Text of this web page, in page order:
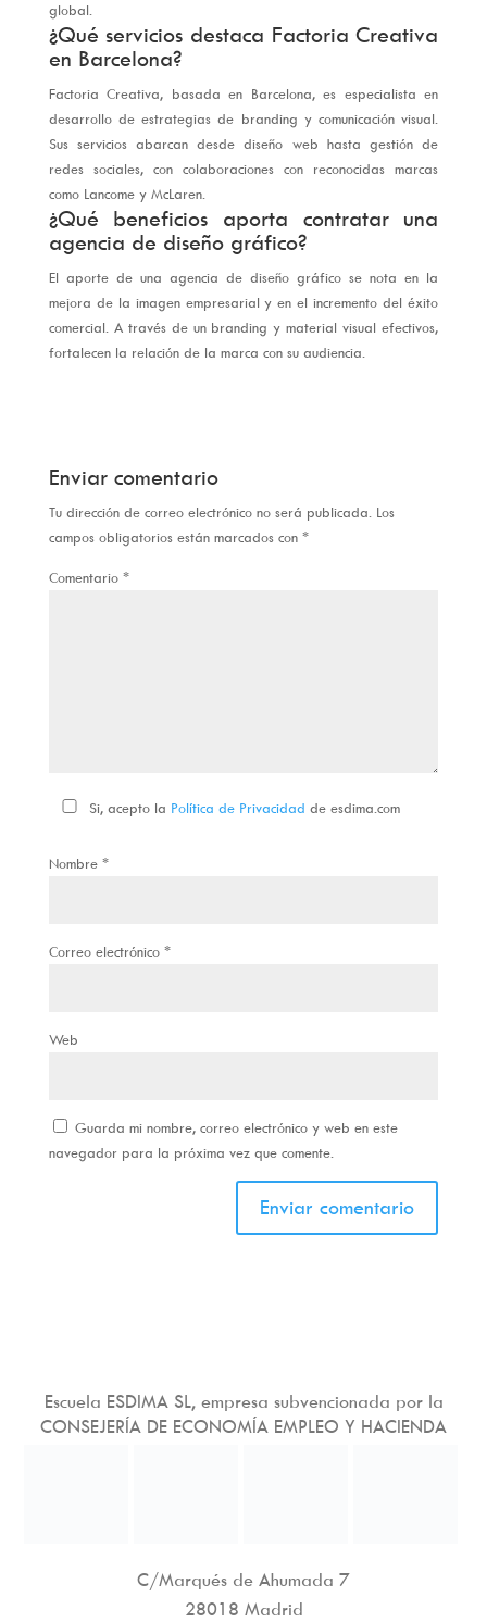
global.
¿Qué servicios destaca Factoria Creativa
en Barcelona?
Factoria Creativa, basada en Barcelona, es especialista en
desarrollo de estrategias de branding y comunicación visual.
Sus servicios abarcan desde diseño web hasta gestión de
redes sociales, con colaboraciones con reconocidas marcas
como Lancome y McLaren.
¿Qué beneficios aporta contratar una
agencia de diseño gráfico?
El aporte de una agencia de diseño gráfico se nota en la
mejora de la imagen empresarial y en el incremento del éxito
comercial. A través de un branding y material visual efectivos,
fortalecen la relación de la marca con su audiencia.
Enviar comentario
Tu dirección de correo electrónico no será publicada. Los
campos obligatorios están marcados con *
Comentario *
Si, acepto la Política de Privacidad de esdima.com
Nombre *
Correo electrónico *
Web
Guarda mi nombre, correo electrónico y web en este
navegador para la próxima vez que comente.
Escuela ESDIMA SL, empresa subvencionada por la
CONSEJERÍA DE ECONOMÍA EMPLEO Y HACIENDA
C/Marqués de Ahumada 7
28018 Madrid